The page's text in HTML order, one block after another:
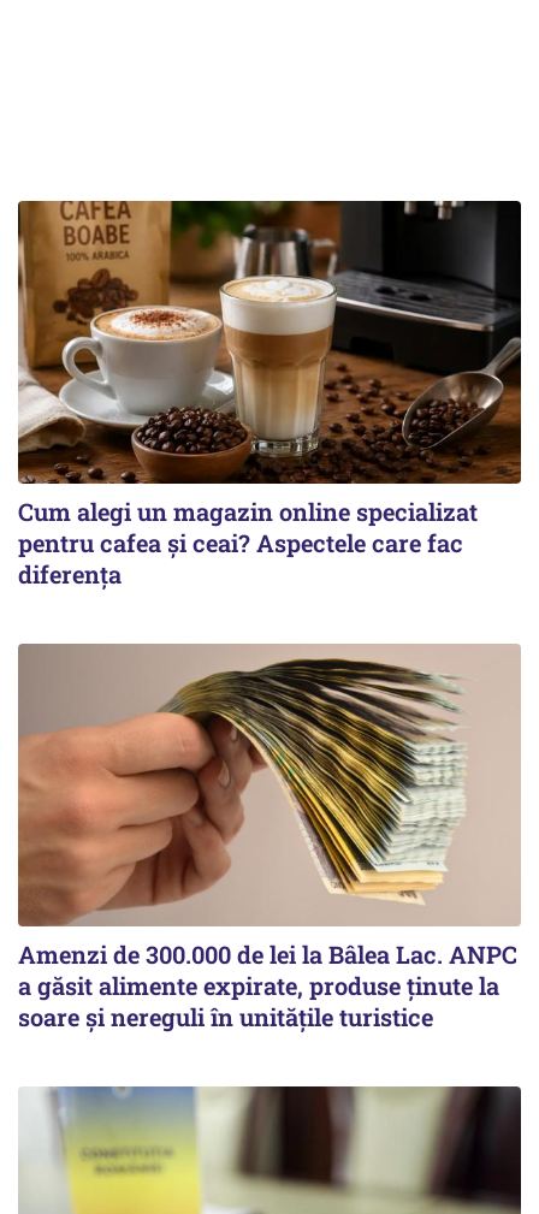
Cum alegi un magazin online specializat
pentru cafea și ceai? Aspectele care fac
diferența
Amenzi de 300.000 de lei la Bâlea Lac. ANPC
a găsit alimente expirate, produse ținute la
soare și nereguli în unitățile turistice